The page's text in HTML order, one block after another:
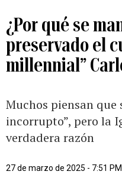
¿Por qué se
preservado el
millennial”
Muchos piensan que
incorrupto”, pero la
verdadera razón
27 de marzo de 2025 - 7:51 PM